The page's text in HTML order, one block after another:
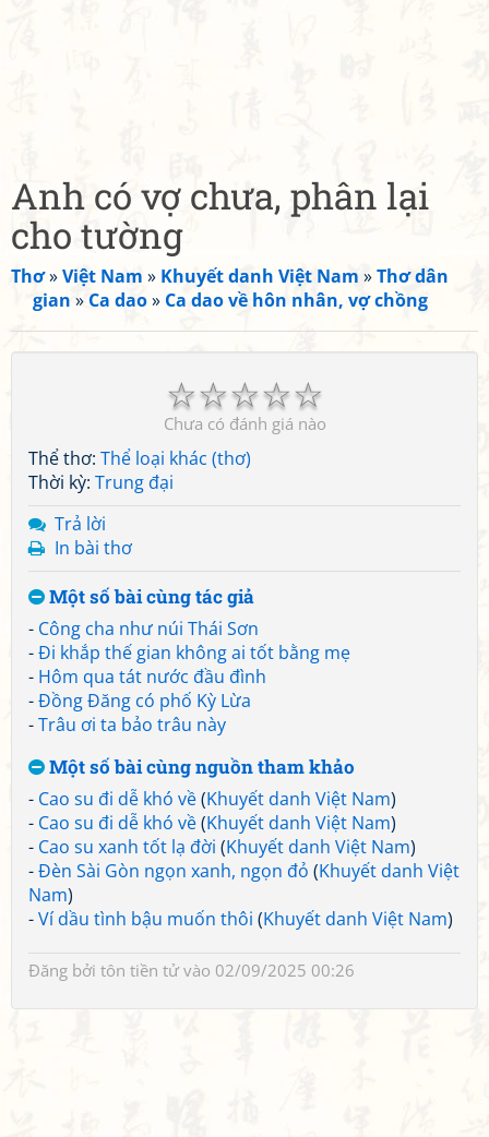
Anh có vợ chưa, phân lại
cho tường
Thơ»Việt Nam » Khuyết danh Việt Nam »Thơ dân
gian » Ca dao» Ca dao về hôn nhân, vợ chồng
☆
☆
☆
☆
☆
Chưa có đánh giá nào
Thể thơ: Thể loại khác (thơ)
Thời kỳ: Trung đại
Trả lời
In bài thơ
Một số bài cùng tác giả
- Công cha như núi Thái Sơn
-Đi khắp thế gian không ai tốt bằng mẹ
- Hôm qua tát nước đầu đình
-Đồng Đăng có phố Kỳ Lừa
-Trâu ơi ta bảo trâu này
Một số bài cùng nguồn tham khảo
- Cao su đi dễ khó về(Khuyết danh Việt Nam)
- Cao su đi dễ khó về(Khuyết danh Việt Nam)
- Cao su xanh tốt lạ đời (Khuyết danh Việt Nam)
-Đèn Sài Gòn ngọn xanh, ngọn đỏ (Khuyết danh Việt
Nam)
-Ví dầu tình bậu muốn thôi (Khuyết danh Việt Nam)
Đăng bởi tôn tiền tửvào 02/09/2025 00:26